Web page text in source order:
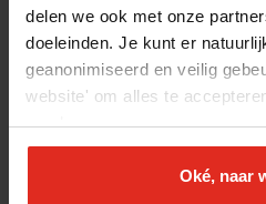
delen we ook met onze
doeleinden. Je kunt er
geanonimiseerd en veilig
website' om alles te
voorkeuren aan.
Oké, naar
adviseur in Breda en de
voert de adviesgesprekken
de strategie die het beste
casemanager zorgt voor